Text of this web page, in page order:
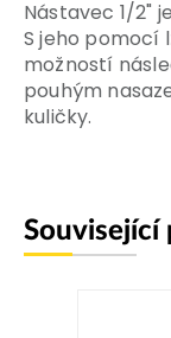
Nástavec 1/2"
S jeho pomocí
možností
pouhým
kuličky.
Související